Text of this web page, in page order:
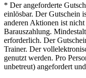
* Der angeforderte
einlösbar. Der Gutschein
anderen Aktionen ist
Barauszahlung.
erforderlich. Der
Trainer. Der
genutzt werden. Pro
unbetreut) angefordert